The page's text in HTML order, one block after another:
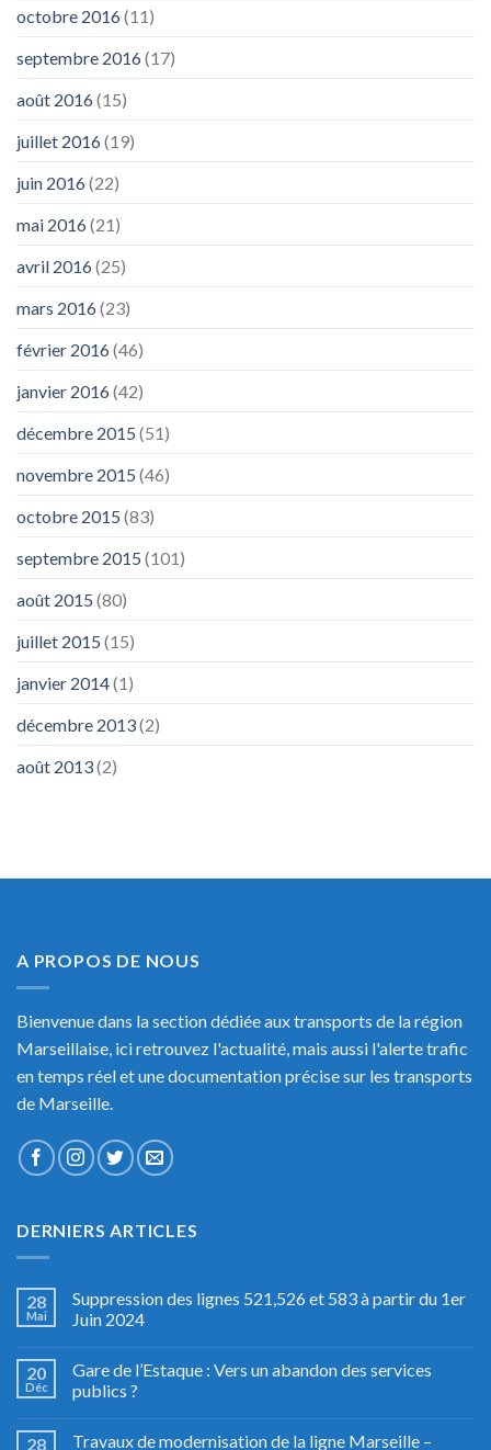
octobre 2016(11)
septembre 2016(17)
août 2016(15)
juillet 2016(19)
juin 2016(22)
mai 2016(21)
avril 2016(25)
mars 2016(23)
février 2016(46)
janvier 2016(42)
décembre 2015 (51)
novembre 2015 (46)
octobre 2015 (83)
septembre 2015 (101)
août 2015 (80)
juillet 2015 (15)
janvier 2014(1)
décembre 2013(2)
août 2013(2)
A PROPOS DE NOUS
Bienvenue dans la section dédiée aux transports de la région
Marseillaise, ici retrouvez l'actualité, mais aussi l'alerte trafic
en temps réel et une documentation précise sur les transports
de Marseille.
DERNIERS ARTICLES
28
Mai
Suppression des lignes 521,526 et 583 à partir du 1er
Juin 2024
20
Déc
Gare de l’Estaque : Vers un abandon des services
publics ?
28 Travaux de modernisation de la ligne Marseille –